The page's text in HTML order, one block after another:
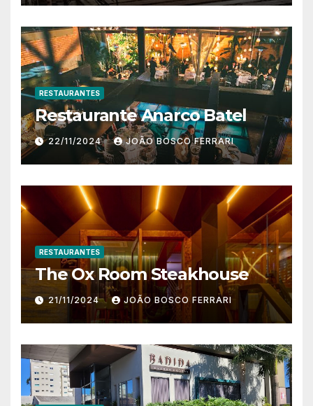
RESTAURANTES
Restaurante Anarco Batel
22/11/2024 JOÃO BOSCO FERRARI
RESTAURANTES
The Ox Room Steakhouse
21/11/2024 JOÃO BOSCO FERRARI